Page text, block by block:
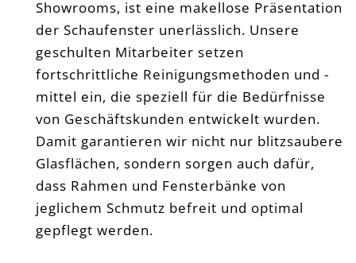
Showrooms, ist eine makellose Präsentation
der Schaufenster unerlässlich. Unsere
geschulten Mitarbeiter setzen
fortschrittliche Reinigungsmethoden und -
mittel ein, die speziell für die Bedürfnisse
von Geschäftskunden entwickelt wurden.
Damit garantieren wir nicht nur blitzsaubere
Glasflächen, sondern sorgen auch dafür,
dass Rahmen und Fensterbänke von
jeglichem Schmutz befreit und optimal
gepflegt werden.